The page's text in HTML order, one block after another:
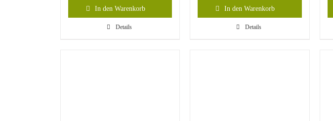
In den Warenkorb
Details
In den Warenkorb
Details